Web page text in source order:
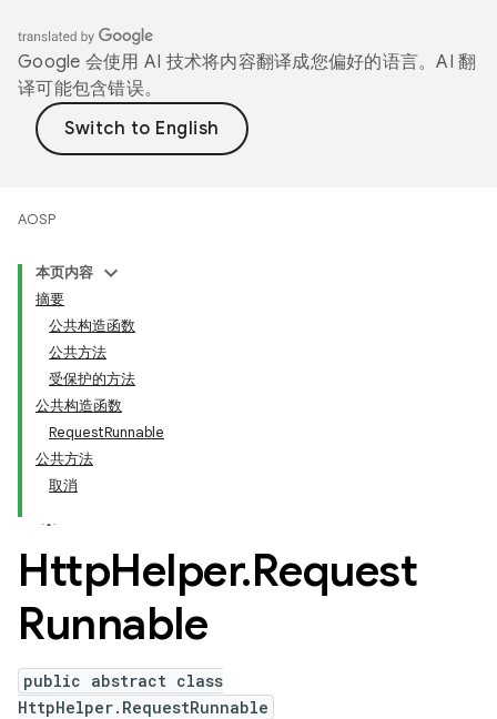
Google 会使用 AI 技术将内容翻译成您偏好的语言。AI 翻
译可能包含错误。
AOSP
本页内容
摘要
公共构造函数
公共方法
受保护的方法
公共构造函数
RequestRunnable
公共方法
取消
HttpHelper.Request
Runnable
public abstract class
HttpHelper.RequestRunnable